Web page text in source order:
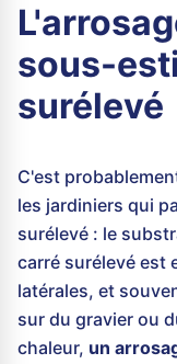
sous-
surélevé
C'est
les jardiniers qui
surélevé : le
carré surélevé est
latérales, et
sur du gravier ou
chaleur, un